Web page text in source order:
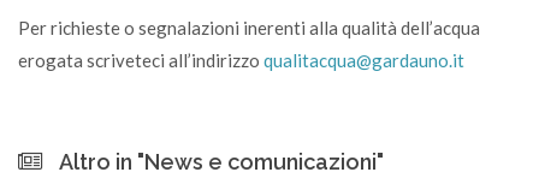
Per richieste o segnalazioni inerenti alla qualità dell’acqua
erogata scriveteci all’indirizzo qualitacqua@gardauno.it
Altro in "News e comunicazioni"